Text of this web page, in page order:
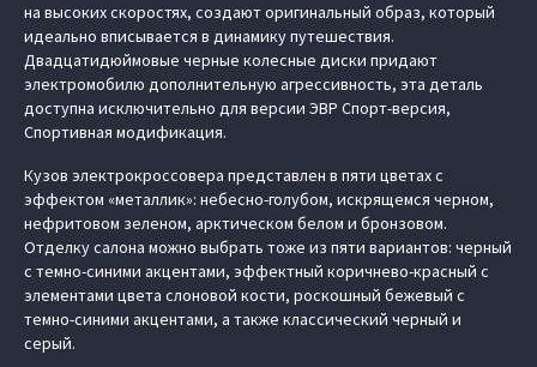
на высоких скоростях, создают оригинальный образ, который
идеально вписывается в динамику путешествия.
Двадцатидюймовые черные колесные диски придают
электромобилю дополнительную агрессивность, эта деталь
доступна исключительно для версии ЭВР Спорт-версия,
Спортивная модификация.
Кузов электрокроссовера представлен в пяти цветах с
эффектом «металлик»: небесно-голубом, искрящемся черном,
нефритовом зеленом, арктическом белом и бронзовом.
Отделку салона можно выбрать тоже из пяти вариантов: черный
с темно-синими акцентами, эффектный коричнево-красный с
элементами цвета слоновой кости, роскошный бежевый с
темно-синими акцентами, а также классический черный и
серый.